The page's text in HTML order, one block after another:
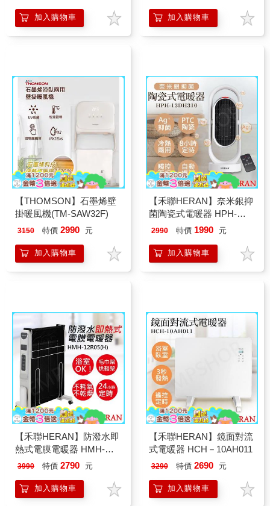
加入購物車 加入購物車
【THOMSON】石墨烯壁
掛暖風機(TM-SAW32F)
3150 特價 2990 元
加入購物車
【禾聯HERAN】奈米銀抑
菌陶瓷式電暖器 HPH-
13DH310
2990 特價 1990 元
加入購物車
【禾聯HERAN】防潑水即
熱式電膜電暖器 HMH-
12R05(H)
3990 特價 2790 元
加入購物車
【禾聯HERAN】鏡面對流
式電暖器 HCH－10AH011
3290 特價 2690 元
加入購物車